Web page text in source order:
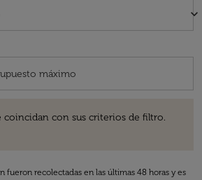
keyboard_arrow_down
coincidan con sus criterios de filtro.
fueron recolectadas en las últimas 48 horas y es